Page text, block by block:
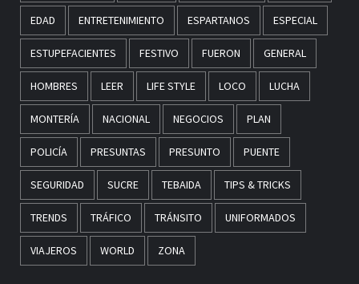
EDAD ENTRETENIMIENTO ESPARTANOS ESPECIAL
ESTUPEFACIENTES FESTIVO FUERON GENERAL
HOMBRES LEER LIFE STYLE LOCO LUCHA
MONTERÍA NACIONAL NEGOCIOS PLAN
POLICÍA PRESUNTAS PRESUNTO PUENTE
SEGURIDAD SUCRE TEBAIDA TIPS & TRICKS
TRENDS TRÁFICO TRÁNSITO UNIFORMADOS
VIAJEROS WORLD ZONA